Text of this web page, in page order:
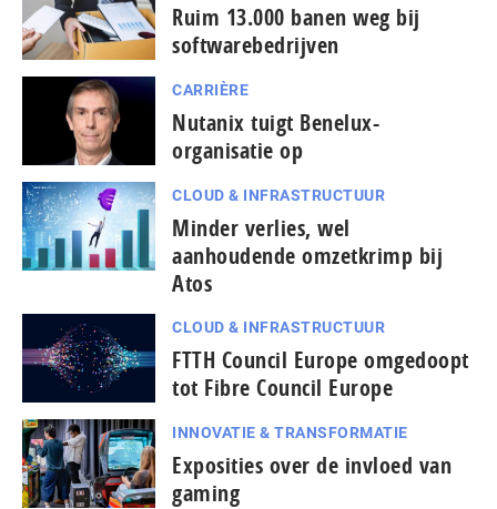
Ruim 13.000 banen weg bij
softwarebedrijven
CARRIÈRE
Nutanix tuigt Benelux-
organisatie op
CLOUD & INFRASTRUCTUUR
Minder verlies, wel
aanhoudende omzetkrimp bij
Atos
CLOUD & INFRASTRUCTUUR
FTTH Council Europe omgedoopt
tot Fibre Council Europe
INNOVATIE & TRANSFORMATIE
Exposities over de invloed van
gaming